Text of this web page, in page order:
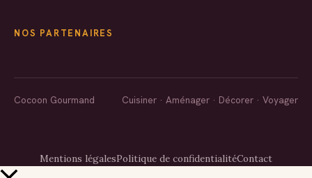
NOS PARTENAIRES
Cocoon Gourmand Cuisiner · Aménager · Décorer · Voyager
Mentions légalesPolitique de confidentialitéContact